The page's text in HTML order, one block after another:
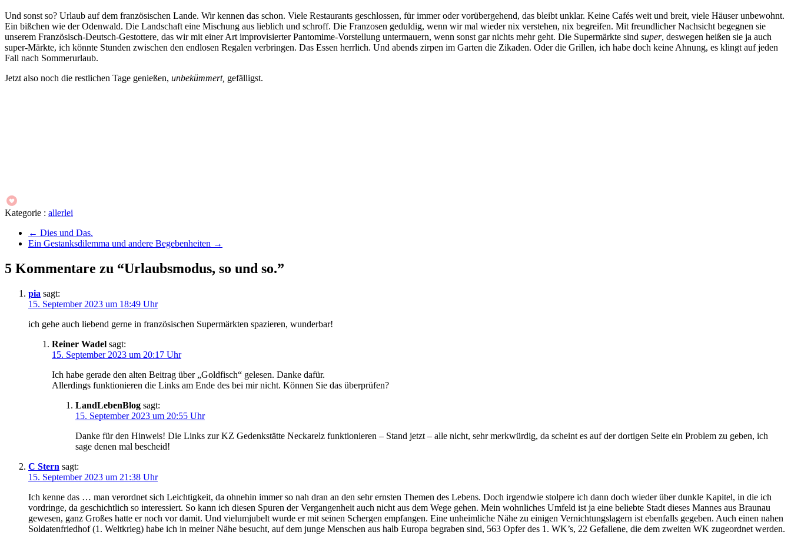
Und sonst so? Urlaub auf dem französischen Lande. Wir kennen das schon. Viele Restaurants geschlossen, für immer oder vorübergehend, das bleibt unklar. Keine Cafés weit und breit, viele Häuser unbewohnt.
Ein bißchen wie der Odenwald. Die Landschaft eine Mischung aus lieblich und schroff. Die Franzosen geduldig, wenn wir mal wieder nix verstehen, nix begreifen. Mit freundlicher Nachsicht begegnen sie
unserem Französisch-Deutsch-Gestottere, das wir mit einer Art improvisierter Pantomime-Vorstellung untermauern, wenn sonst gar nichts mehr geht. Die Supermärkte sind super, deswegen heißen sie ja auch
super-Märkte, ich könnte Stunden zwischen den endlosen Regalen verbringen. Das Essen herrlich. Und abends zirpen im Garten die Zikaden. Oder die Grillen, ich habe doch keine Ahnung, es klingt auf jeden
Fall nach Sommerurlaub.
Jetzt also noch die restlichen Tage genießen, unbekümmert, gefälligst.
Kategorie : allerlei
← Dies und Das.
Ein Gestanksdilemma und andere Begebenheiten →
5 Kommentare zu “Urlaubsmodus, so und so.”
pia sagt:
15. September 2023 um 18:49 Uhr
ich gehe auch liebend gerne in französischen Supermärkten spazieren, wunderbar!
Reiner Wadel sagt:
15. September 2023 um 20:17 Uhr
Ich habe gerade den alten Beitrag über „Goldfisch“ gelesen. Danke dafür.
Allerdings funktionieren die Links am Ende des bei mir nicht. Können Sie das überprüfen?
LandLebenBlog sagt:
15. September 2023 um 20:55 Uhr
Danke für den Hinweis! Die Links zur KZ Gedenkstätte Neckarelz funktionieren – Stand jetzt – alle nicht, sehr merkwürdig, da scheint es auf der dortigen Seite ein Problem zu geben, ich
sage denen mal bescheid!
C Stern sagt:
15. September 2023 um 21:38 Uhr
Ich kenne das … man verordnet sich Leichtigkeit, da ohnehin immer so nah dran an den sehr ernsten Themen des Lebens. Doch irgendwie stolpere ich dann doch wieder über dunkle Kapitel, in die ich
vordringe, da geschichtlich so interessiert. So kann ich diesen Spuren der Vergangenheit auch nicht aus dem Wege gehen. Mein wohnliches Umfeld ist ja eine beliebte Stadt dieses Mannes aus Braunau
gewesen, ganz Großes hatte er noch vor damit. Und vielumjubelt wurde er mit seinen Schergen empfangen. Eine unheimliche Nähe zu einigen Vernichtungslagern ist ebenfalls gegeben. Auch einen nahen
Soldatenfriedhof (1. Weltkrieg) habe ich in meiner Nähe besucht, auf dem junge Menschen aus halb Europa begraben sind, 563 Opfer des 1. WK’s, 22 Gefallene, die dem zweiten WK zugeordnet werden.